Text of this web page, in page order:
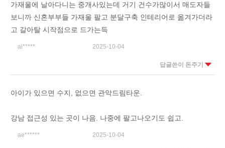
가재울에 날아다니는 중개사있는데 거기 건수가많이서 매도자들
보니까 신혼부부들 가재울 팔고 분달구축 인테리어로 옮겨가더라
고 갈아탈 시작점으로 드가는득
ai***** 2025-10-04
답글쓴이 돈주기
아이가 있으면 수지, 없으면 관악드림타운.
강남 접근성 있는 곳이 나음. 나중에 팔고나오기도 쉽고.
ae****** 2025-10-04